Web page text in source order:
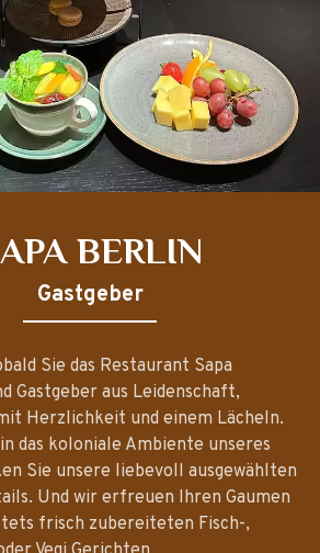
BERLIN
Gastgeber
Sie das Restaurant Sapa
Gastgeber aus Leidenschaft,
Herzlichkeit und einem Lächeln.
das koloniale Ambiente unseres
Sie unsere liebevoll ausgewählten
Und wir erfreuen Ihren Gaumen
frisch zubereiteten Fisch-,